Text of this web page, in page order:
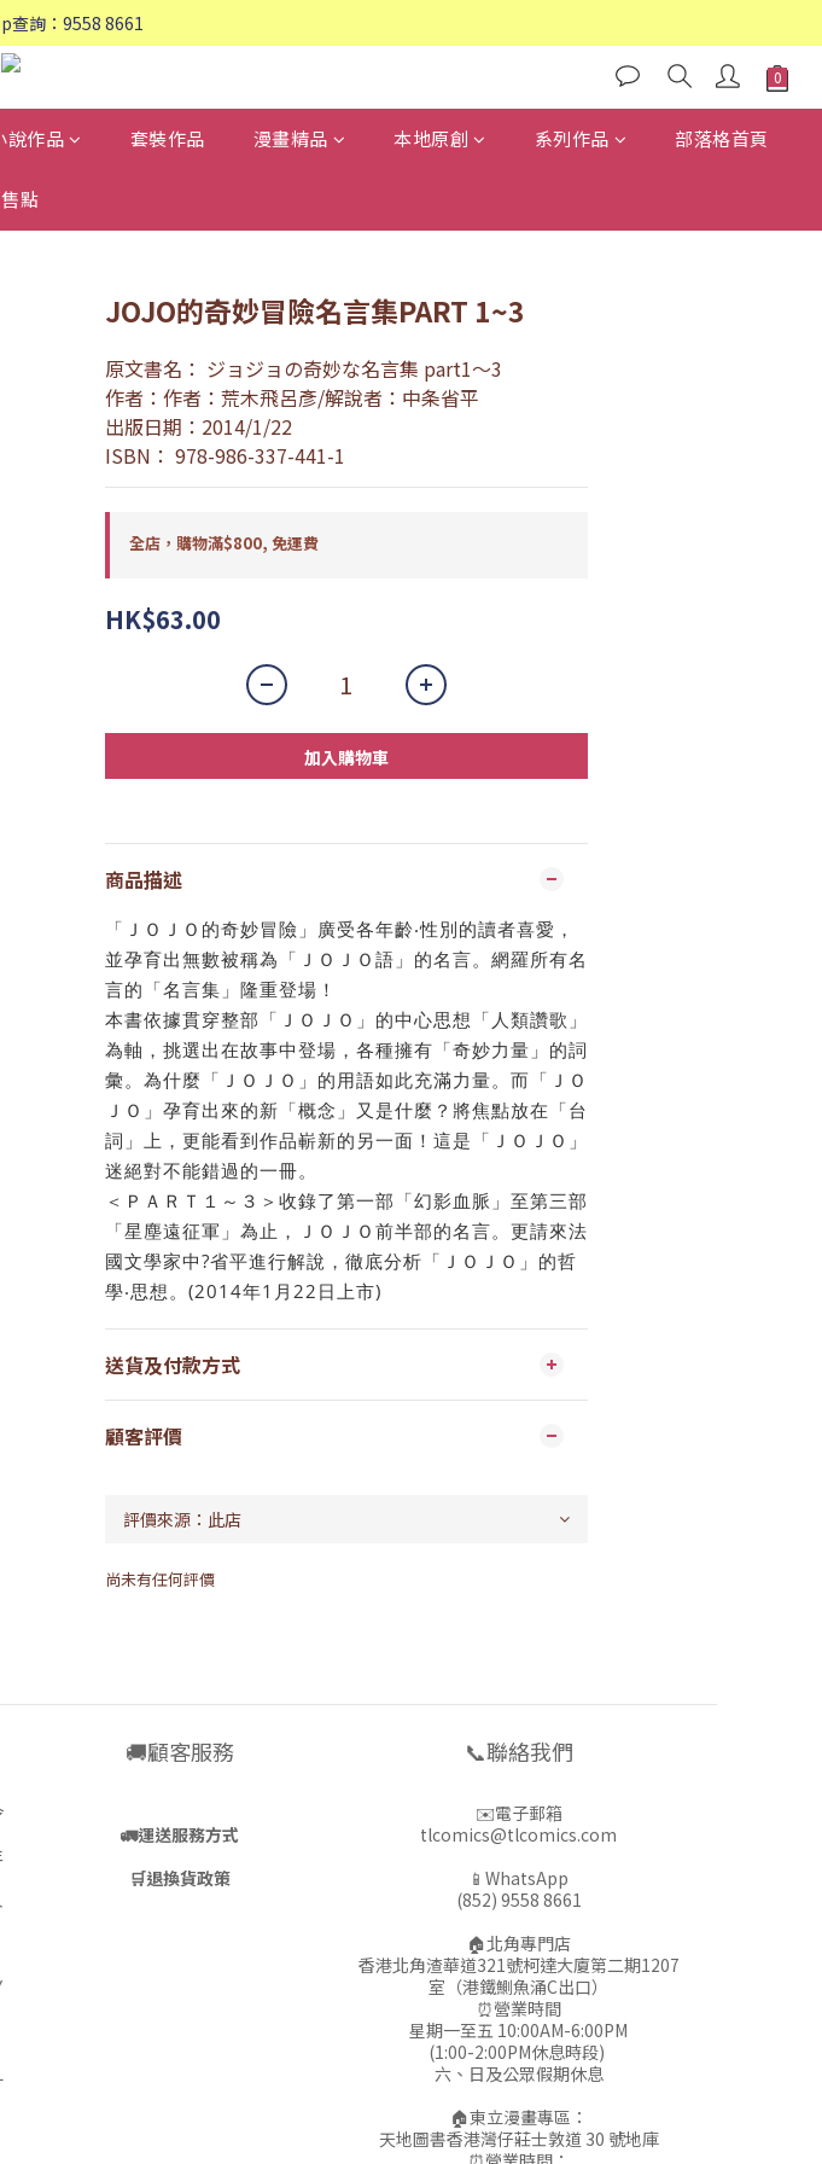
查詢：9558 8661
查詢：9558 8661
，🚚免運費❤️
查詢：9558 8661
說作品 套裝作品 漫畫精品 本地原創 系列作品 部落格首頁
點
JOJO的奇妙冒險名言集PART 1~3
原文書名： ジョジョの奇妙な名言集 part1～3
作者：作者：荒木飛呂彥/解說者：中条省平
出版日期：2014/1/22
ISBN： 978-986-337-441-1
全店，購物滿$800, 免運費
HK$63.00
加入購物車
商品描述
「ＪＯＪＯ的奇妙冒險」廣受各年齡‧性別的讀者喜愛，
並孕育出無數被稱為「ＪＯＪＯ語」的名言。網羅所有名
言的「名言集」隆重登場！
本書依據貫穿整部「ＪＯＪＯ」的中心思想「人類讚歌」
為軸，挑選出在故事中登場，各種擁有「奇妙力量」的詞
彙。為什麼「ＪＯＪＯ」的用語如此充滿力量。而「ＪＯ
ＪＯ」孕育出來的新「概念」又是什麼？將焦點放在「台
詞」上，更能看到作品嶄新的另一面！這是「ＪＯＪＯ」
迷絕對不能錯過的一冊。
＜ＰＡＲＴ１～３＞收錄了第一部「幻影血脈」至第三部
「星塵遠征軍」為止，ＪＯＪＯ前半部的名言。更請來法
國文學家中?省平進行解說，徹底分析「ＪＯＪＯ」的哲
學‧思想。(2014年1月22日上市)
送貨及付款方式
顧客評價
尚未有任何評價
🚚顧客服務
🚛運送服務方式
🛒退換貨政策
📞聯絡我們
✉️電子郵箱
tlcomics@tlcomics.com
📱WhatsApp
(852) 9558 8661
🏠北角專門店
香港北角渣華道321號柯達大廈第二期1207
室（港鐵鰂魚涌C出口）
⏰營業時間
星期一至五 10:00AM-6:00PM
(1:00-2:00PM休息時段)
六、日及公眾假期休息
🏠東立漫畫專區：
天地圖書香港灣仔莊士敦道 30 號地庫